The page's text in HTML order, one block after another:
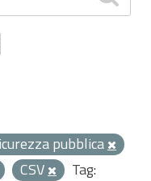
pubblica
CSV
Tag: